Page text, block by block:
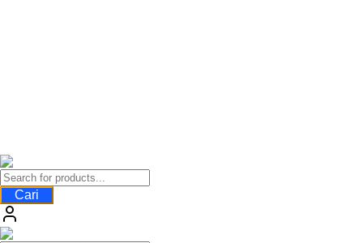
Cari